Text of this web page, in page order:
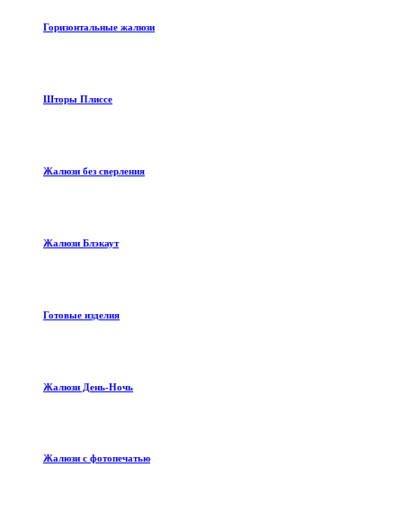
Горизонтальные жалюзи
Шторы Плиссе
Жалюзи без сверления
Жалюзи Блэкаут
Готовые изделия
Жалюзи День-Ночь
Жалюзи с фотопечатью